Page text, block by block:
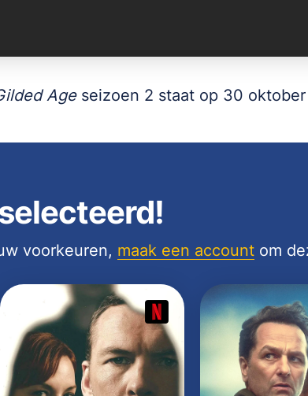
Ageseizoen 2 staat op 30 oktober
voorkeuren, maak een account om